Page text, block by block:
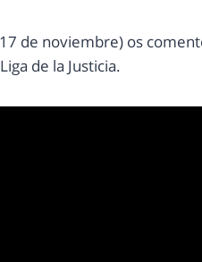
de noviembre) os
de la Justicia.